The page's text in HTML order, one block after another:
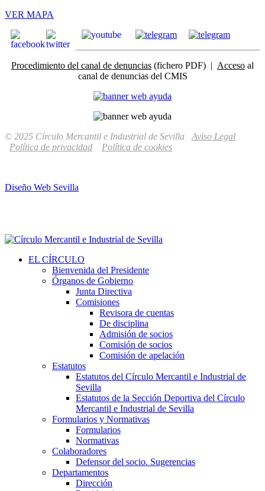
VER MAPA
Procedimiento del canal de denuncias (fichero PDF) | Acceso al
canal de denuncias del CMIS
© 2025 Círculo Mercantil e Industrial de Sevilla Aviso Legal
Política de privacidad
Política de cookies
Diseño Web Sevilla
EL CÍRCULO
Bienvenida del Presidente
Órganos de Gobierno
Junta Directiva
Comisiones
Revisora de cuentas
De disciplina
Admisión de socios
Comisión de socios
Comisión de apelación
Estatutos
Estatutos del Círculo Mercantil e Industrial de
Sevilla
Estatutos de la Sección Deportiva del Círculo
Mercantil e Industrial de Sevilla
Formularios y Normativas
Formularios
Normativas
Colaboradores
Defensor del socio. Sugerencias
Departamentos
Dirección